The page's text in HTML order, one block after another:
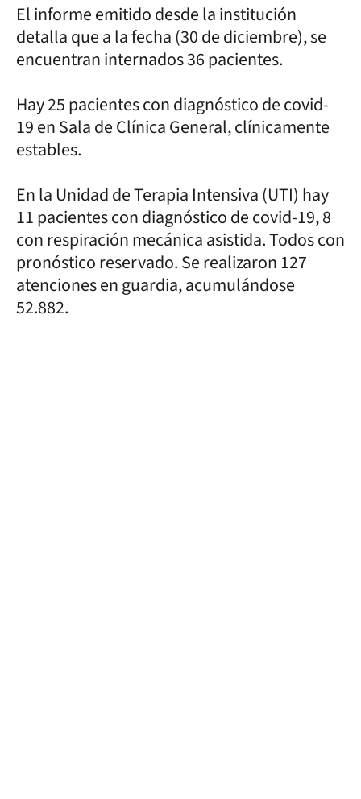
El informe emitido desde la institución
detalla que a la fecha (30 de diciembre), se
encuentran internados 36 pacientes.
Hay 25 pacientes con diagnóstico de covid-
19 en Sala de Clínica General, clínicamente
estables.
En la Unidad de Terapia Intensiva (UTI) hay
11 pacientes con diagnóstico de covid-19, 8
con respiración mecánica asistida. Todos con
pronóstico reservado. Se realizaron 127
atenciones en guardia, acumulándose
52.882.